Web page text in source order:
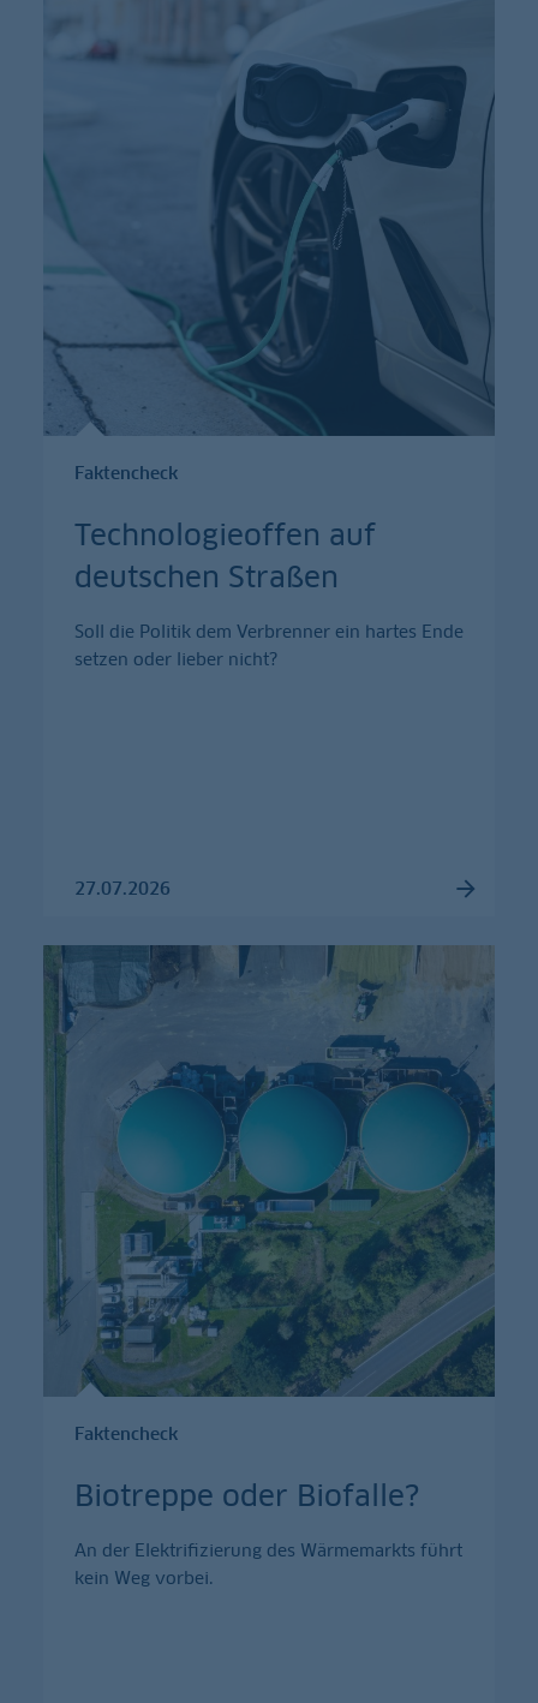
Faktencheck
Technologieoffen auf
deutschen Straßen
Soll die Politik dem Verbrenner ein hartes Ende
setzen oder lieber nicht?
27.07.2026
Faktencheck
Biotreppe oder Biofalle?
An der Elektrifizierung des Wärmemarkts führt
kein Weg vorbei.